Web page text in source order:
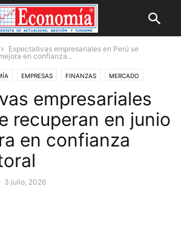
Expectativas empresariales en Perú se
en confianza...
EMPRESAS FINANZAS MERCADO
empresariales
recuperan en junio
en confianza
3 julio, 2026